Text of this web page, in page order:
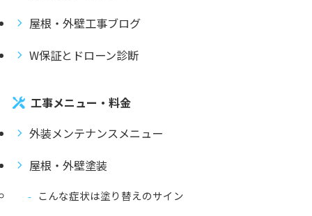
屋根・外壁工事ブログ
W保証とドローン診断
工事メニュー・料金
外装メンテナンスメニュー
屋根・外壁塗装
こんな症状は塗り替えのサイン